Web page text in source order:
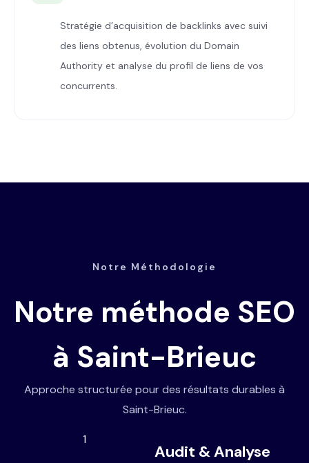
Stratégie d’acquisition de backlinks avec suivi
des liens obtenus, évolution du Domain
Authority et analyse du profil de liens de vos
concurrents.
Notre Méthodologie
Notre méthode SEO
à Saint-Brieuc
Approche structurée pour des résultats durables à
Saint-Brieuc.
1
Audit & Analyse